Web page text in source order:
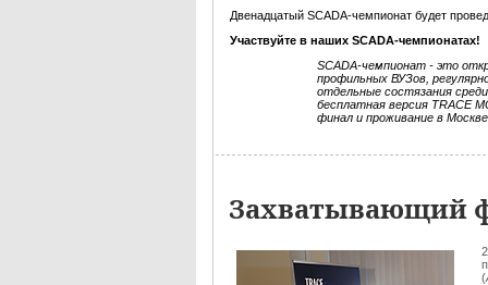
Двенадцатый SCADA-чемпионат будет
Участвуйте в наших SCADA-чемпионатах!
SCADA-чемпионат - это
профильных ВУЗов,
отдельные состязания
бесплатная версия TRACE
финал и проживание в
Захватывающий
(